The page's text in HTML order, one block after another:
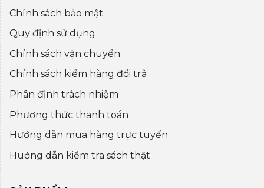
Chính sách bảo mật
Quy định sử dụng
Chính sách vận chuyển
Chính sách kiểm hàng đổi trả
Phân định trách nhiệm
Phương thức thanh toán
Hướng dẫn mua hàng trực tuyến
Huớng dẫn kiểm tra sách thật